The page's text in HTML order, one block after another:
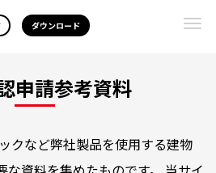
ダウンロード
申請参考資料
クなど弊社製品を使用する建物